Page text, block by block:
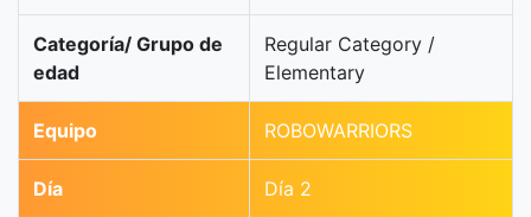
Categoría/ Grupo de
edad
Regular Category /
Elementary
Equipo ROBOWARRIORS
Día Día 2